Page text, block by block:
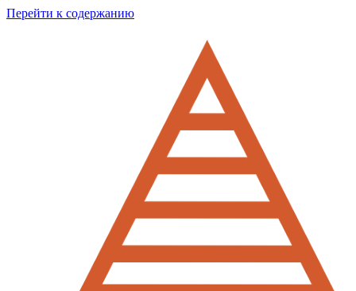
Перейти к содержанию